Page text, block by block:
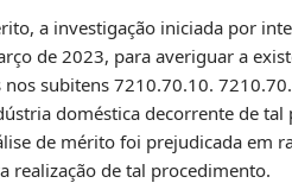
a investigação iniciada por
de 2023, para averiguar a
subitens 7210.70.10.
doméstica decorrente de
de mérito foi prejudicada em
realização de tal procedimento.